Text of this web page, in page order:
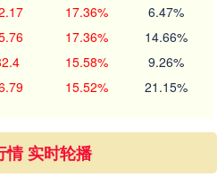
17.36% 6.47%
17.36% 14.66%
15.58% 9.26%
15.52% 21.15%
情 实时轮播